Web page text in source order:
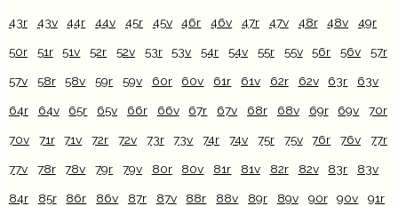
43r 43v 44r 44v 45r 45v 46r 46v 47r 47v 48r 48v 49r
50r 51r 51v 52r 52v 53r 53v 54r 54v 55r 55v 56r 56v 57r
57v 58r 58v 59r 59v 60r 60v 61r 61v 62r 62v 63r 63v
64r 64v 65r 65v 66r 66v 67r 67v 68r 68v 69r 69v 70r
70v 71r 71v 72r 72v 73r 73v 74r 74v 75r 75v 76r 76v 77r
77v 78r 78v 79r 79v 80r 80v 81r 81v 82r 82v 83r 83v
84r 85r 86r 86v 87r 87v 88r 88v 89r 89v 90r 90v 91r